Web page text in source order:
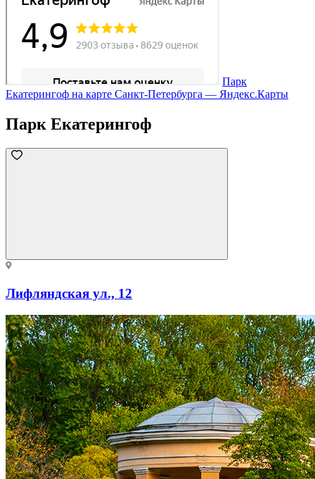
Парк
Екатерингоф на карте Санкт‑Петербурга — Яндекс.Карты
Парк Екатерингоф
Лифляндская ул., 12